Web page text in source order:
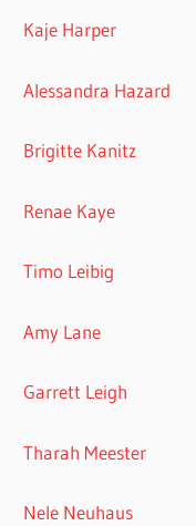
Kaje Harper
Alessandra Hazard
Brigitte Kanitz
Renae Kaye
Timo Leibig
Amy Lane
Garrett Leigh
Tharah Meester
Nele Neuhaus